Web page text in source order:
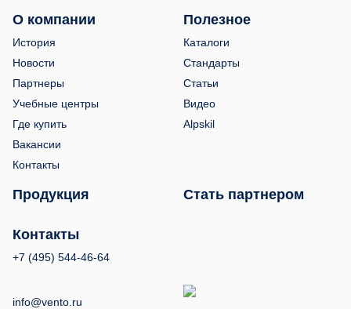
О компании
История
Новости
Партнеры
Учебные центры
Где купить
Вакансии
Контакты
Полезное
Каталоги
Стандарты
Статьи
Видео
Alpskil
Продукция Стать партнером
Контакты
+7 (495) 544-46-64
info@vento.ru